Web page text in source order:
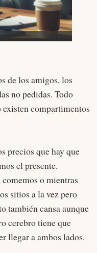
de los amigos, los
no pedidas. Todo
compartimentos
precios que hay que
el presente.
o mientras
sitios a la vez pero
también cansa aunque
cerebro tiene que
llegar a ambos lados.